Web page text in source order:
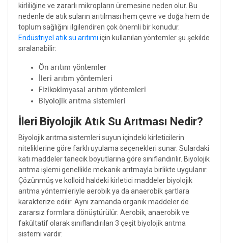
kirliliğine ve zararlı mikropların üremesine neden olur. Bu
nedenle de atık suların arıtılması hem çevre ve doğa hem de
toplum sağlığını ilgilendiren çok önemli bir konudur.
Endüstriyel atık su arıtımı için kullanılan yöntemler şu şekilde
sıralanabilir:
Ön arıtım yöntemler
İleri arıtım yöntemleri
Fizikokimyasal arıtım yöntemleri
Biyolojik arıtma sistemleri
İleri Biyolojik Atık Su Arıtması Nedir?
Biyolojik arıtma sistemleri suyun içindeki kirleticilerin
niteliklerine göre farklı uyulama seçenekleri sunar. Sulardaki
katı maddeler tanecik boyutlarına göre sınıflandırılır. Biyolojik
arıtma işlemi genellikle mekanik arıtmayla birlikte uygulanır.
Çözünmüş ve kolloid haldeki kirletici maddeler biyolojik
arıtma yöntemleriyle aerobik ya da anaerobik şartlara
karakterize edilir. Aynı zamanda organik maddeler de
zararsız formlara dönüştürülür. Aerobik, anaerobik ve
fakültatif olarak sınıflandırılan 3 çeşit biyolojik arıtma
sistemi vardır.